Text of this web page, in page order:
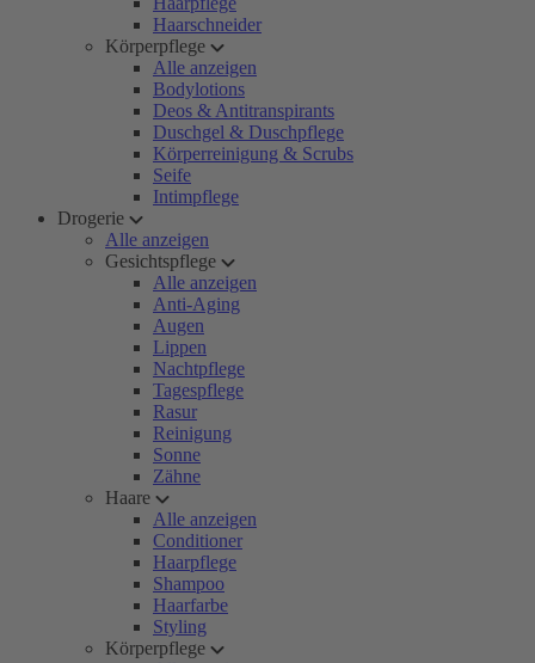
Haarschneider
Körperpflege
Alle anzeigen
Bodylotions
Deos & Antitranspirants
Duschgel & Duschpflege
Körperreinigung & Scrubs
Seife
Intimpflege
Drogerie
Alle anzeigen
Gesichtspflege
Alle anzeigen
Anti-Aging
Augen
Lippen
Nachtpflege
Tagespflege
Rasur
Reinigung
Sonne
Zähne
Haare
Alle anzeigen
Conditioner
Haarpflege
Shampoo
Haarfarbe
Styling
Körperpflege